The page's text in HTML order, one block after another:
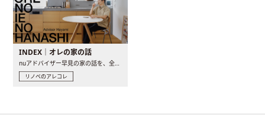
INDEX｜オレの家の話
nuアドバイザー早見の家の話を、全4話でお届け。リノベーションを..
リノベのアレコレ